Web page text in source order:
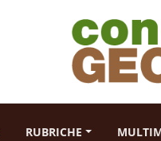
RUBRICHE